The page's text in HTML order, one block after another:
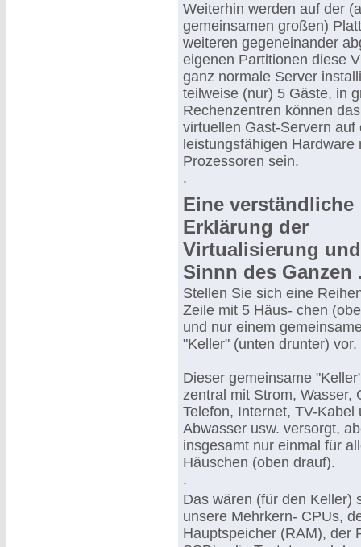
Weiterhin werden auf der
gemeinsamen großen)
weiteren gegeneinander
eigenen Partitionen diese
ganz normale Server
teilweise (nur) 5 Gäste, in
Rechenzentren können
virtuellen Gast-Servern auf
leistungsfähigen Hardware
Prozessoren sein.
.
Eine verständliche
Erklärung der
Virtualisierung
Sinnn des Ganzen
Stellen Sie sich eine
Zeile mit 5 Häus- chen
und nur einem
"Keller" (unten drunter) vor.
Dieser gemeinsame
zentral mit Strom, Wasser,
Telefon, Internet, TV-Kabel
Abwasser usw. versorgt,
insgesamt nur einmal für
Häuschen (oben drauf).
.
Das wären (für den Keller)
unsere Mehrkern- CPUs,
Hauptspeicher (RAM), der